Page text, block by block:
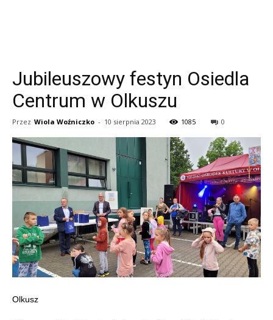
Jubileuszowy festyn Osiedla
Centrum w Olkuszu
Przez Wiola Woźniczko - 10 sierpnia 2023 1085 0
Olkusz